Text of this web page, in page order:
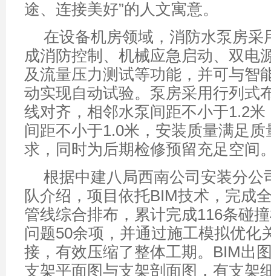
途、连接美好”的人文寓意。
在设备机房领域，消防水泵房采
成消防控制、机械应急启动、双电
及流量压力测试等功能，并可与智
动实现自动试验。泵房采用行列式
线对齐，相邻水泵间距不小于1.2
间距不小于1.0米，安装质量满足
求，同时为后期检修预留充足空间
根据中建八局西南公司安装分公
队介绍，项目依托BIM技术，完成
管线综合排布，累计完成116条碰
问题50余项，并通过施工模拟优化
接，有效压缩了整体工期。BIM出
支架平面图与支架剖面图，有支架